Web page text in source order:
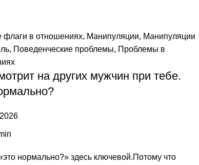
флаги в отношениях, Манипуляции, Манипуляции
, Поведенческие проблемы, Проблемы в
на других мужчин при тебе.
нормально?» здесь ключевой.Потому что